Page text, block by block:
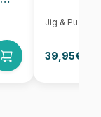
Jig & Puz
39,95€